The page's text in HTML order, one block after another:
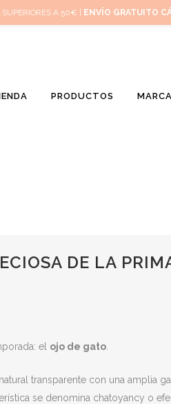
PRODUCTOS
DE LA
el ojo de gato
transparente con una amplia
se denomina chatoyancy o
A 50€ | ENVÍO GRATUITO